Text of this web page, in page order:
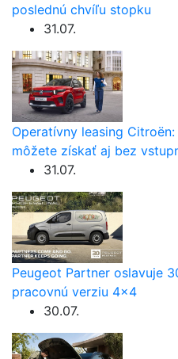
poslednú chvíľu stopku
31.07.
Operatívny leasing
môžete získať aj bez
31.07.
Peugeot Partner oslavuje
pracovnú verziu 4×4
30.07.